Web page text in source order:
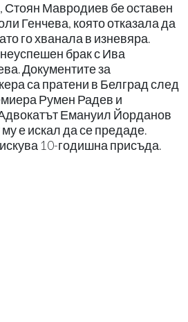
Стоян Мавродиев бе оставен
Генчева, която отказала да
го хванала в изневяра.
брак с Ива
Документите за
са пратени в Белград след
Румен Радев и
Емануил Йорданов
е искал да се предаде.
10-годишна присъда.